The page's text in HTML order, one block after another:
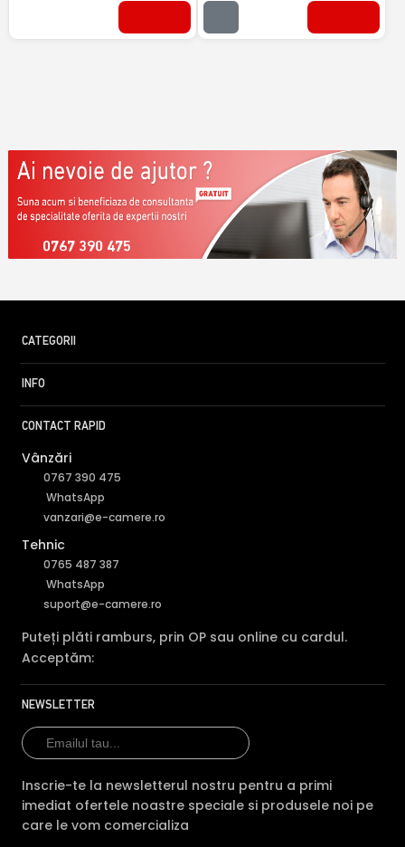
0767 390 475
CATEGORII
INFO
CONTACT RAPID
Vânzări
0767 390 475
WhatsApp
vanzari@e-camere.ro
Tehnic
0765 487 387
WhatsApp
suport@e-camere.ro
Puteți plăti ramburs, prin OP sau online cu cardul.
Acceptăm:
NEWSLETTER
Inscrie-te la newsletterul nostru pentru a primi
imediat ofertele noastre speciale si produsele noi pe
care le vom comercializa